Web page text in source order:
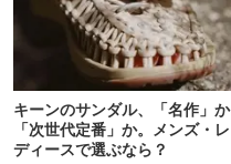
キーンのサンダル、「名作」か
「次世代定番」か。メンズ・レ
ディースで選ぶなら？